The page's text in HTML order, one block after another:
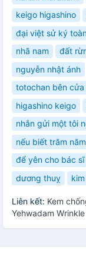
keigo higashino
đại việt sử ký
nhã nam
đất
nguyễn nhật ánh
totochan bên cửa
higashino keigo
nhắn gửi một tôi
nếu biết trăm
để yên cho bác sĩ
dương thuỵ
Liên kết: Kem
Yehwadam